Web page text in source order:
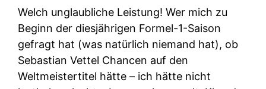
Welch unglaubliche Leistung! Wer mich zu
Beginn der diesjährigen Formel-1-Saison
gefragt hat (was natürlich niemand hat), ob
Sebastian Vettel Chancen auf den
Weltmeistertitel hätte – ich hätte nicht